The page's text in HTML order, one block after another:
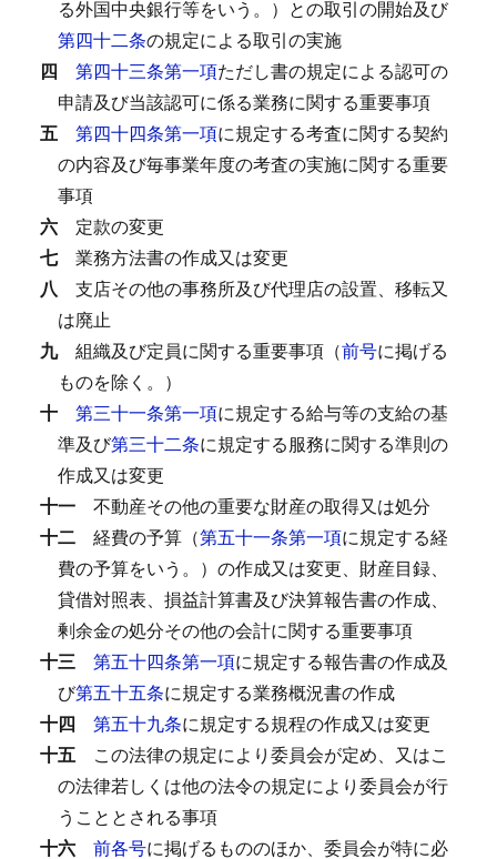
る外国中央銀行等をいう。）との取引の開始及び
第四十二条の規定による取引の実施
四 第四十三条第一項ただし書の規定による認可の
申請及び当該認可に係る業務に関する重要事項
五 第四十四条第一項に規定する考査に関する契約
の内容及び毎事業年度の考査の実施に関する重要
事項
六 定款の変更
七 業務方法書の作成又は変更
八 支店その他の事務所及び代理店の設置、移転又
は廃止
九 組織及び定員に関する重要事項（前号に掲げる
ものを除く。）
十 第三十一条第一項に規定する給与等の支給の基
準及び第三十二条に規定する服務に関する準則の
作成又は変更
十一 不動産その他の重要な財産の取得又は処分
十二 経費の予算（第五十一条第一項に規定する経
費の予算をいう。）の作成又は変更、財産目録、
貸借対照表、損益計算書及び決算報告書の作成、
剰余金の処分その他の会計に関する重要事項
十三 第五十四条第一項に規定する報告書の作成及
び第五十五条に規定する業務概況書の作成
十四 第五十九条に規定する規程の作成又は変更
十五 この法律の規定により委員会が定め、又はこ
の法律若しくは他の法令の規定により委員会が行
うこととされる事項
十六 前各号に掲げるもののほか、委員会が特に必